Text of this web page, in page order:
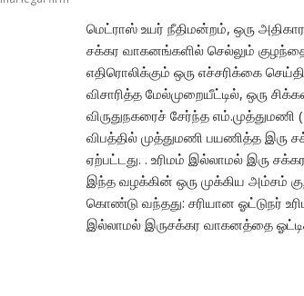
மெட்ராஸ் உயர் நீதிமன்றம், ஒரு
சக்கர வாகனங்களில் செல்லும்
எதிரொலிக்கும் ஒரு எச்சரிக்கை
விசாரித்த மேல்முறையீட்டில், ஒரு
விருதுநகரைச் சேர்ந்த
விபத்தில் முத்துமணி பயணித்த இரு
ஏற்பட்டது. . உரிமம் இல்லாமல் இரு
இந்த வழக்கின் ஒரு முக்கிய அம்சம்
கொண்டு வந்தது: சரியான ஓட்டுநர்
இல்லாமல் இருசக்கர வாகனத்தை